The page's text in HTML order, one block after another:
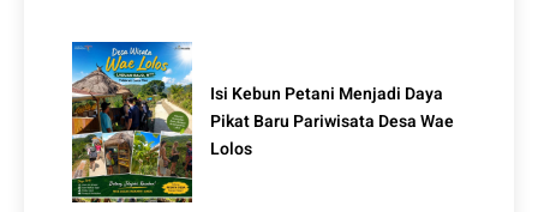
Isi Kebun Petani Menjadi Daya
Pikat Baru Pariwisata Desa Wae
Lolos